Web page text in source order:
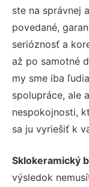
ste na správnej
povedané,
serióznosť a
až po samotné
my sme iba
spolupráce, ale
nespokojnosti,
sa ju vyriešiť k
Sklokeramický
výsledok